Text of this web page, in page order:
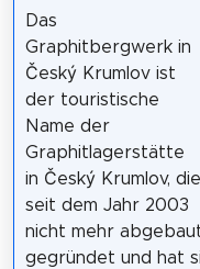
Das
Graphitbergwerk in
Český Krumlov ist
der touristische
Name der
Graphitlagerstätte
in Český Krumlov, die
seit dem Jahr 2003
nicht mehr
gegründet und hat